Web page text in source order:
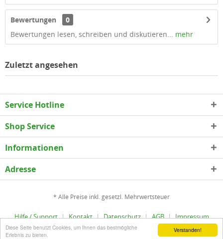
Verstanden!
Diese Seite benutzt Cookies, um Ihnen das bestmögliche
Erlebnis zu bieten.
Bewertungen
0
Bewertungen lesen, schreiben und diskutieren... mehr
Zuletzt angesehen
Service Hotline
Shop Service
Informationen
Adresse
* Alle Preise inkl. gesetzl. Mehrwertsteuer
Hilfe / Support Kontakt Datenschutz AGB
Impressum
Copyright © epLinder - Alle Rechte vorbehalten